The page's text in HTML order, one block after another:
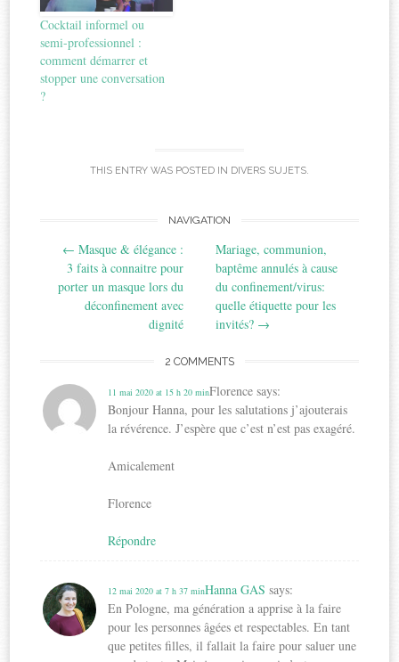
Cocktail informel ou
semi-professionnel :
comment démarrer et
stopper une conversation
?
THIS ENTRY WAS POSTED IN DIVERS SUJETS.
navigation
NAVIGATION
← Masque & élégance :
3 faits à connaitre pour
porter un masque lors du
déconfinement avec
dignité
Mariage, communion,
baptême annulés à cause
du confinement/virus:
quelle étiquette pour les
invités? →
2 COMMENTS
Florence says:
11 mai 2020 at 15 h 20 min
Bonjour Hanna, pour les salutations j’ajouterais
la révérence. J’espère que c’est n’est pas exagéré.
Amicalement
Florence
Répondre
Hanna GAS says:
12 mai 2020 at 7 h 37 min
En Pologne, ma génération a apprise à la faire
pour les personnes âgées et respectables. En tant
que petites filles, il fallait la faire pour saluer une